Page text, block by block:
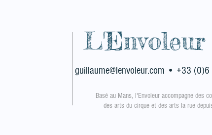
L'Envoleur
guillaume@lenvoleur.com • +33
Basé au Mans, l'Envoleur accompagne des
des arts du cirque et des arts la rue